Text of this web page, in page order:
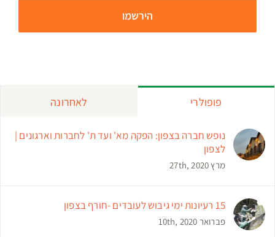
פופולרי לאחרונה
נופש חברה בצפון: הפקה מא' ועד ת' לחברות וארגונים |
לצפון
מרץ 27th, 2020
15 רעיונות ימי גיבוש לעובדים -חורף בצפון
פברואר 10th, 2020